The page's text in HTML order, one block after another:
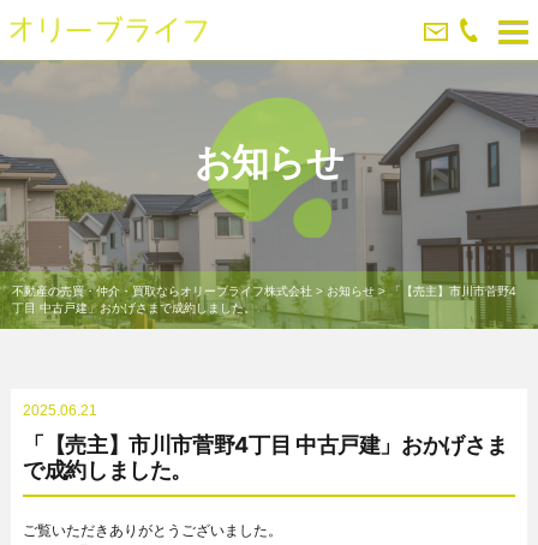
お知らせ
不動産の売買・仲介・買取ならオリーブライフ株式会社 > お知らせ> 「【売主】市川市菅野4
丁目 中古戸建」おかげさまで成約しました。
2025.06.21
「【売主】市川市菅野4丁目 中古戸建」おかげさま
で成約しました。
ご覧いただきありがとうございました。